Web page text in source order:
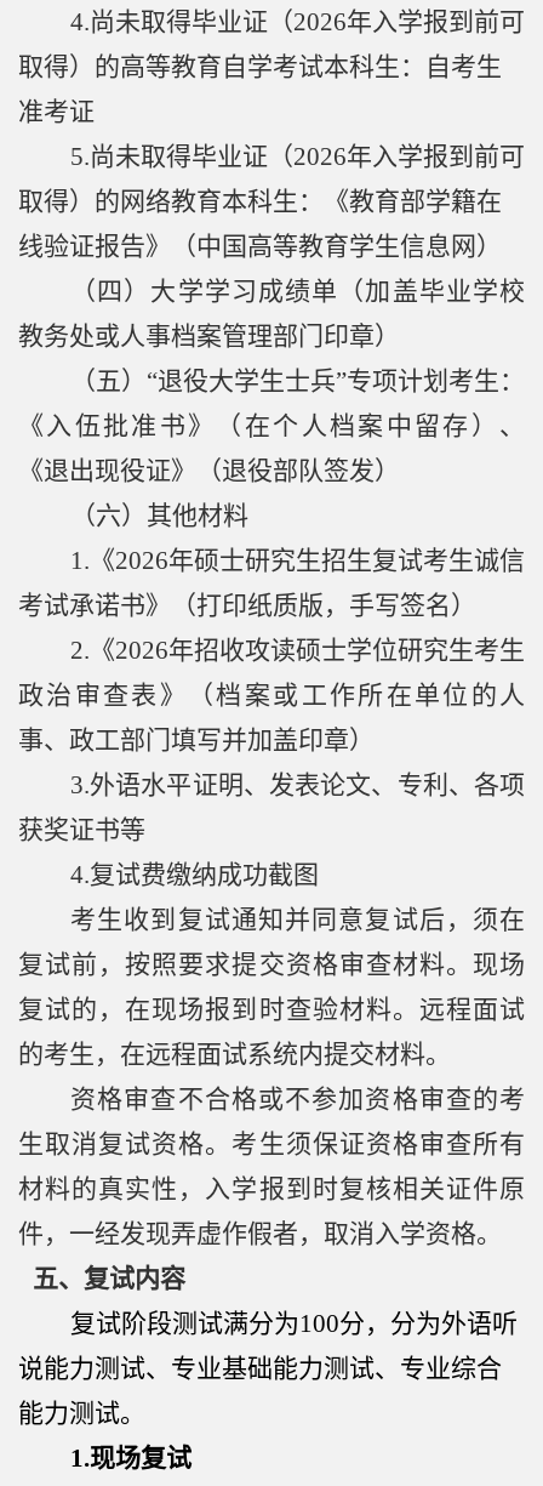
4.尚未取得毕业证（2026年入学报到前可
取得）的高等教育自学考试本科生：自考生
准考证
5.尚未取得毕业证（2026年入学报到前可
取得）的网络教育本科生：《教育部学籍在
线验证报告》（中国高等教育学生信息网）
（四）大学学习成绩单（加盖毕业学校
教务处或人事档案管理部门印章）
（五）“退役大学生士兵”专项计划考生：
《入伍批准书》（在个人档案中留存）、
《退出现役证》（退役部队签发）
（六）其他材料
1. 《2026年硕士研究生招生复试考生诚信
考试承诺书》（打印纸质版，手写签名）
2. 《2026年招收攻读硕士学位研究生考生
政治审查表》（档案或工作所在单位的人
事、政工部门填写并加盖印章）
3.外语水平证明、发表论文、专利、各项
获奖证书等
4.复试费缴纳成功截图
考生收到复试通知并同意复试后，须在
复试前，按照要求提交资格审查材料。现场
复试的，在现场报到时查验材料。远程面试
的考生，在远程面试系统内提交材料。
资格审查不合格或不参加资格审查的考
生取消复试资格。考生须保证资格审查所有
材料的真实性，入学报到时复核相关证件原
件，一经发现弄虚作假者，取消入学资格。
五、复试内容
复试阶段测试满分为100分，分为外语听
说能力测试、专业基础能力测试、专业综合
能力测试。
1.现场复试